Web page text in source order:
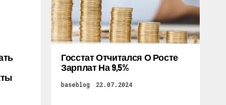
Госстат Отчитался О Росте
Зарплат На 9,5%
baseblog 22.07.2024